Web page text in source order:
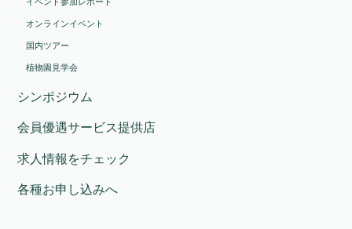
オンラインイベント
国内ツアー
植物園見学会
シンポジウム
会員優遇サービス提供店
求人情報をチェック
各種お申し込みへ